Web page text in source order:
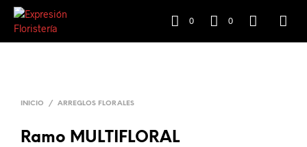
0 0
INICIO / ARREGLOS FLORALES
Ramo MULTIFLORAL